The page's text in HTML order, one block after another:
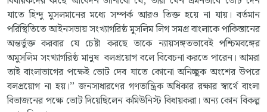
যাতে হিন্দু মুসলমানের মধ্যে সম্পর্ক আরও তিক্ত হয়ে না যায়। বর্তমান
পরিস্থিতিতে আইনসভায় সংখ্যাগরিষ্ঠ মুসলিম লিগ সমগ্র বাংলাকে পাকিস্তানের
অন্তর্ভুক্ত করবার যে চেষ্টা করছে তাকে ন্যায়সঙ্গতভাবেই পশ্চিমবঙ্গের
অমুসলিম সংখ্যাগরিষ্ঠ মানুষ বলপ্রয়োগ বলে বিবেচনা করতে পারেন। আমরা
তাই বাংলাভাগের পক্ষেই ভোট দেব যাতে কোনো অনিচ্ছুক অংশের উপরে
বলপ্রয়োগ না হয়।’’ জনসাধারণের গণতান্ত্রিক অধিকার রক্ষার স্বার্থে বাংলা
বিভাজনের পক্ষে ভোট দিয়েছিলেন কমিউনিস্ট বিধায়করা। অন্য কোন বিকল্প